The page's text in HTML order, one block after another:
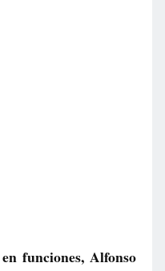
funciones, Alfonso